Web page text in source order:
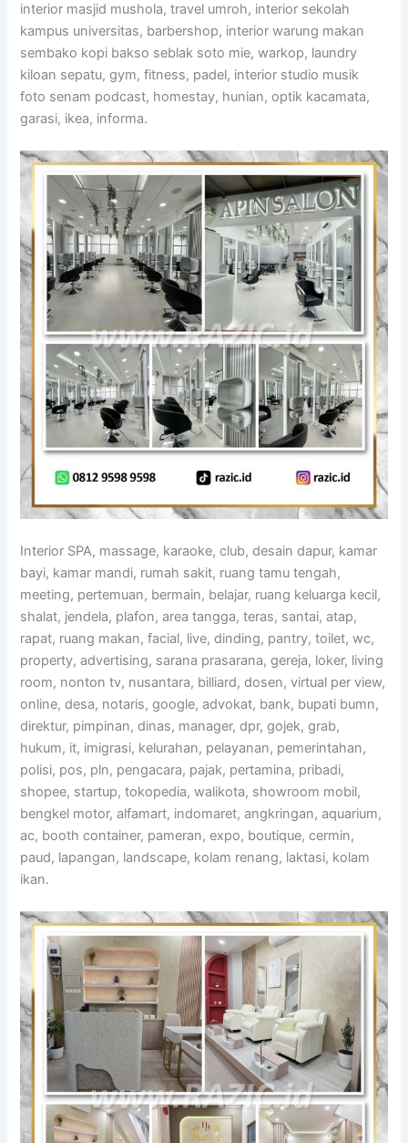
interior masjid mushola, travel umroh, interior sekolah
kampus universitas, barbershop, interior warung makan
sembako kopi bakso seblak soto mie, warkop, laundry
kiloan sepatu, gym, fitness, padel, interior studio musik
foto senam podcast, homestay, hunian, optik kacamata,
garasi, ikea, informa.
Interior SPA, massage, karaoke, club, desain dapur, kamar
bayi, kamar mandi, rumah sakit, ruang tamu tengah,
meeting, pertemuan, bermain, belajar, ruang keluarga kecil,
shalat, jendela, plafon, area tangga, teras, santai, atap,
rapat, ruang makan, facial, live, dinding, pantry, toilet, wc,
property, advertising, sarana prasarana, gereja, loker, living
room, nonton tv, nusantara, billiard, dosen, virtual per view,
online, desa, notaris, google, advokat, bank, bupati bumn,
direktur, pimpinan, dinas, manager, dpr, gojek, grab,
hukum, it, imigrasi, kelurahan, pelayanan, pemerintahan,
polisi, pos, pln, pengacara, pajak, pertamina, pribadi,
shopee, startup, tokopedia, walikota, showroom mobil,
bengkel motor, alfamart, indomaret, angkringan, aquarium,
ac, booth container, pameran, expo, boutique, cermin,
paud, lapangan, landscape, kolam renang, laktasi, kolam
ikan.